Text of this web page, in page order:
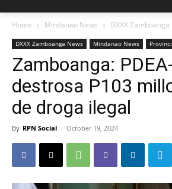
Home Mindanao News DXXX Zamboanga
DXXX Zamboanga News Mindanao News
Zamboanga:
destrosa P103
de droga ilegal
By RPN Social - October 19, 2024